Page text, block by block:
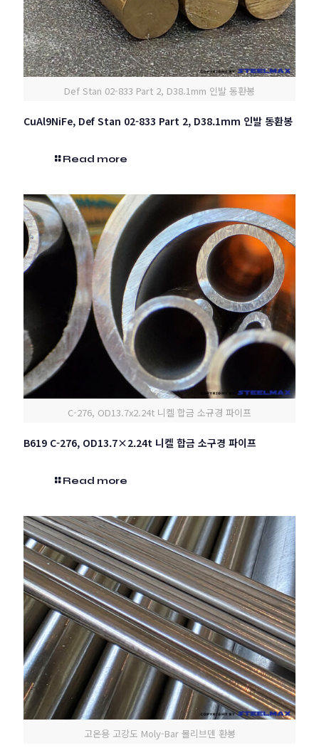
Def Stan 02-833 Part 2, D38.1mm 인발 동환봉
CuAl9NiFe, Def Stan 02-833 Part 2, D38.1mm 인발 동환봉
Read more
C-276, OD13.7x2.24t 니켈 합금 소규경 파이프
B619 C-276, OD13.7×2.24t 니켈 합금 소구경 파이프
Read more
고온용 고강도 Moly-Bar 몰리브덴 환봉